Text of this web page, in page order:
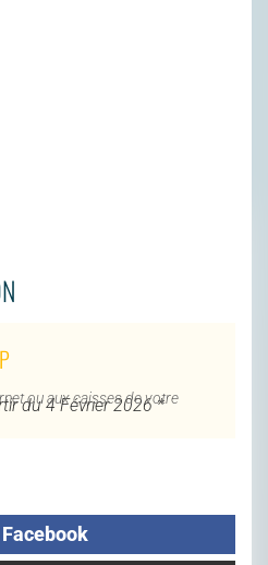
du 4 Février 2026 *
ou aux caisses de votre
Facebook